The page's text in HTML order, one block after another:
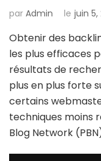
par Admin le juin 5,
Obtenir des
les plus efficaces
résultats de
plus en plus forte
certains
techniques moins
Blog Network